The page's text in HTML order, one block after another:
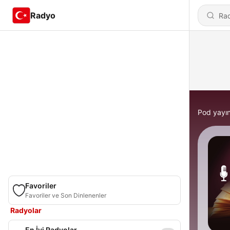
Radyo
Favoriler
Favoriler ve Son Dinlenenler
Radyolar
Pod